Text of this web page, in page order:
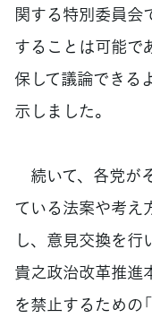
関する特別委員会
することは可能で
保して議論できる
示しました。
続いて、各党が
ている法案や考え
し、意見交換を
貴之政治改革推
を禁止するための